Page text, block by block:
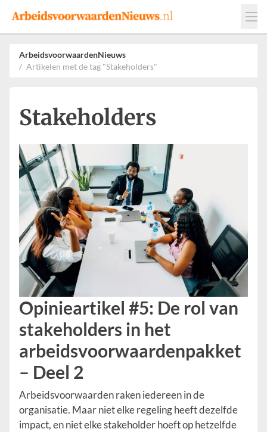
Events
Adverteren
Leveranciers
Werkgevers
ArbeidsvoorwaardenNieuws
Artikelen met de tag "Stakeholders"
Stakeholders
Opinieartikel #5: De rol van
stakeholders in het
arbeidsvoorwaardenpakket
– Deel 2
Arbeidsvoorwaarden raken iedereen in de
organisatie. Maar niet elke regeling heeft dezelfde
impact, en niet elke stakeholder hoeft op hetzelfde